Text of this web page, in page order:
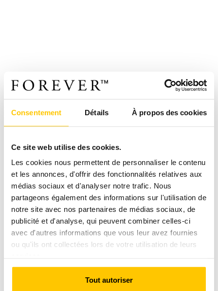
Consentement Détails À propos des cookies
Ce site web utilise des cookies.
Les cookies nous permettent de personnaliser le contenu
et les annonces, d'offrir des fonctionnalités relatives aux
médias sociaux et d'analyser notre trafic. Nous
partageons également des informations sur l'utilisation de
notre site avec nos partenaires de médias sociaux, de
publicité et d'analyse, qui peuvent combiner celles-ci
avec d'autres informations que vous leur avez fournies
ou qu'ils ont collectées lors de votre utilisation de leurs
Tout autoriser